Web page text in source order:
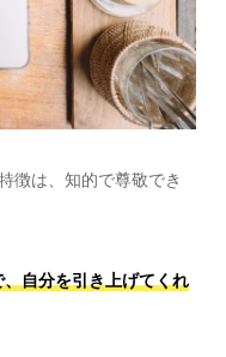
徴は、知的で尊敬でき
自分を引き上げてくれ